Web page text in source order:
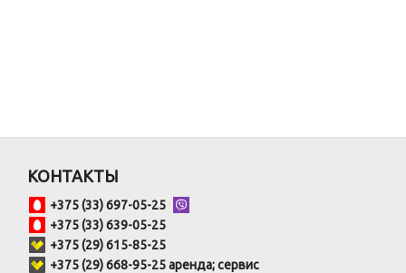
КОНТАКТЫ
+375 (33) 697-05-25
+375 (33) 639-05-25
+375 (29) 615-85-25
+375 (29) 668-95-25 аренда; сервис